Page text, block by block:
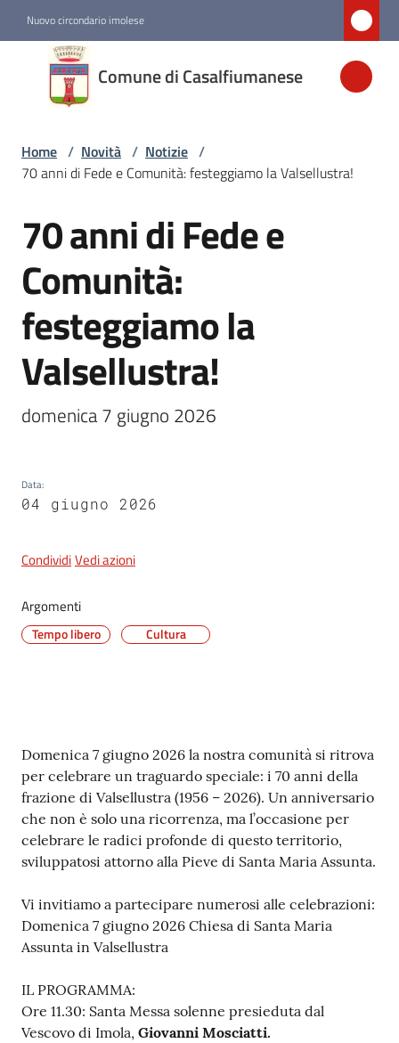
Nuovo circondario imolese
Comune di Casalfiumanese
Comune di
Casalfiumanese
Amministrazione
Menu selezionato
Servizi
Vivere
Casalfiumanese
Servizi
line
Tutti
gli
argomenti
Home / Novità / Notizie /
70 anni di Fede e Comunità: festeggiamo la Valsellustra!
Salta al contenuto
70 anni di Fede e
Comunità:
festeggiamo la
Valsellustra!
domenica 7 giugno 2026
Data:
04 giugno 2026
CondividiVedi azioni
Argomenti
Tempo libero Cultura
Contenuto
Domenica 7 giugno 2026 la nostra comunità si ritrova
per celebrare un traguardo speciale: i 70 anni della
frazione di Valsellustra (1956 – 2026). Un anniversario
che non è solo una ricorrenza, ma l’occasione per
celebrare le radici profonde di questo territorio,
sviluppatosi attorno alla Pieve di Santa Maria Assunta.
Vi invitiamo a partecipare numerosi alle celebrazioni:
Domenica 7 giugno 2026 Chiesa di Santa Maria
Assunta in Valsellustra
IL PROGRAMMA:
Ore 11.30: Santa Messa solenne presieduta dal
Vescovo di Imola, Giovanni Mosciatti.